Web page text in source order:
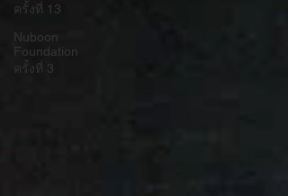
ครั้งที่ 13
Nuboon
Foundation
ครั้งที่ 3